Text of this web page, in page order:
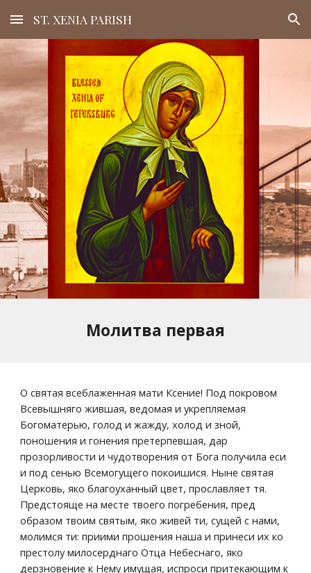
Skip to main content Skip to navigation
ST. XENIA PARISH
Молитва первая
О святая всеблаженная мати Ксение! Под покровом
Всевышняго жившая, ведомая и укрепляемая
Богоматерью, голод и жажду, холод и зной,
поношения и гонения претерпевшая, дар
прозорливости и чудотворения от Бога получила еси
и под сенью Всемогущего покоишися. Ныне святая
Церковь, яко благоуханный цвет, прославляет тя.
Предстояще на месте твоего погребения, пред
образом твоим святым, яко живей ти, сущей с нами,
молимся ти: приими прошения наша и принеси их ко
престолу милосерднаго Отца Небеснаго, яко
дерзновение к Нему имущая, испроси притекающим к